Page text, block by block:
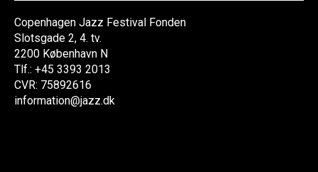
Copenhagen Jazz Festival Fonden
Slotsgade 2, 4. tv.
2200 København N
Tlf.: +45 3393 2013
CVR: 75892616
information@jazz.dk